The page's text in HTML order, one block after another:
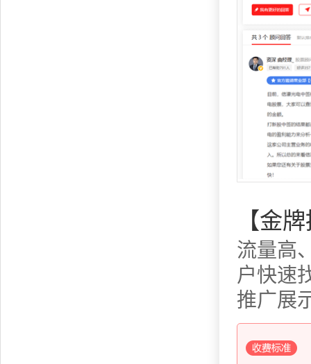
【金
流量高
户快速
推广展